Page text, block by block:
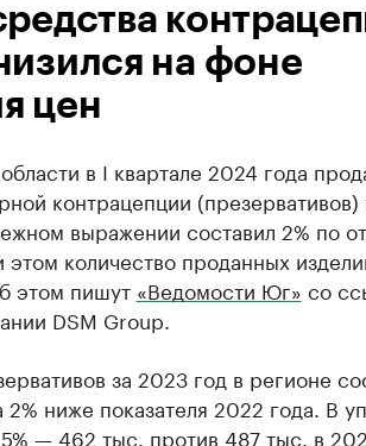
на фоне
цен
в I квартале 2024 года
контрацепции
выражении составил 2% по
количество проданных
этом пишут «Ведомости Юг» со
DSM Group.
за 2023 год в регионе
ниже показателя 2022 года. В
— 462 тыс. против 487 тыс. в